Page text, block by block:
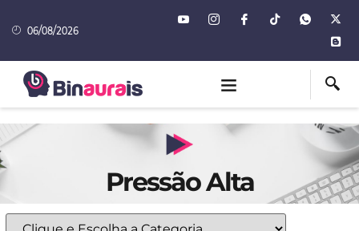
06/08/2026
Pressão Alta